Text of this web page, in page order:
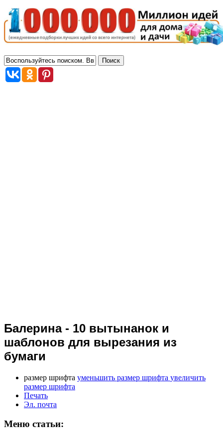
Балерина - 10 вытынанок и
шаблонов для вырезания из
бумаги
размер шрифта уменьшить размер шрифта увеличить
размер шрифта
Печать
Эл. почта
Меню статьи: